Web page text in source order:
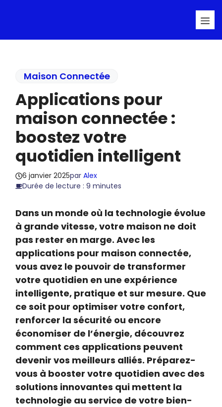
Maison Connectée
Applications pour
maison connectée :
boostez votre
quotidien intelligent
6 janvier 2025parAlex
Durée de lecture : 9 minutes
Dans un monde où la technologie évolue
à grande vitesse, votre maison ne doit
pas rester en marge. Avec les
applications pour maison connectée,
vous avez le pouvoir de transformer
votre quotidien en une expérience
intelligente, pratique et sur mesure. Que
ce soit pour optimiser votre confort,
renforcer la sécurité ou encore
économiser de l’énergie, découvrez
comment ces applications peuvent
devenir vos meilleurs alliés. Préparez-
vous à booster votre quotidien avec des
solutions innovantes qui mettent la
technologie au service de votre bien-